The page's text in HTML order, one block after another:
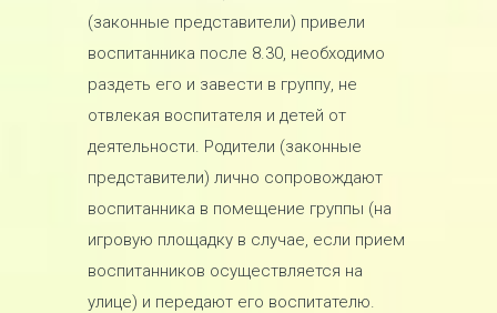
(законные представители) привели
воспитанника после 8.30, необходимо
раздеть его и завести в группу, не
отвлекая воспитателя и детей от
деятельности. Родители (законные
представители) лично сопровождают
воспитанника в помещение группы (на
игровую площадку в случае, если прием
воспитанников осуществляется на
улице) и передают его воспитателю.